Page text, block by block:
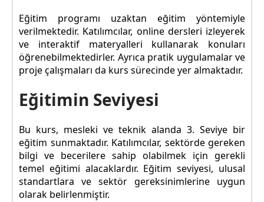
Eğitim programı uzaktan eğitim yöntemiyle
verilmektedir. Katılımcılar, online dersleri izleyerek
ve interaktif materyalleri kullanarak konuları
öğrenebilmektedirler. Ayrıca pratik uygulamalar ve
proje çalışmaları da kurs sürecinde yer almaktadır.
Eğitimin Seviyesi
Bu kurs, mesleki ve teknik alanda 3. Seviye bir
eğitim sunmaktadır. Katılımcılar, sektörde gereken
bilgi ve becerilere sahip olabilmek için gerekli
temel eğitimi alacaklardır. Eğitim seviyesi, ulusal
standartlara ve sektör gereksinimlerine uygun
olarak belirlenmiştir.